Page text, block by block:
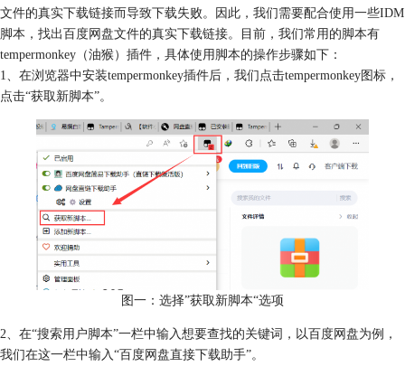
文件的真实下载链接而导致下载失败。因此，我们需要配合使用一些IDM
脚本，找出百度网盘文件的真实下载链接。目前，我们常用的脚本有
tempermonkey（油猴）插件，具体使用脚本的操作步骤如下：
1、在浏览器中安装tempermonkey插件后，我们点击tempermonkey图标，
点击“获取新脚本”。
图一：选择”获取新脚本“选项
2、在“搜索用户脚本”一栏中输入想要查找的关键词，以百度网盘为例，
我们在这一栏中输入“百度网盘直接下载助手”。